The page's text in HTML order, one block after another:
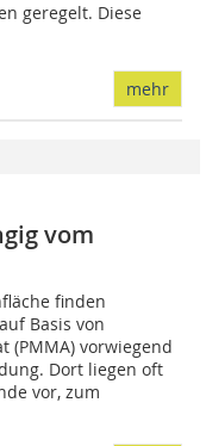
geregelt. Diese
mehr
vom
finden
Basis von
(PMMA) vorwiegend
Dort liegen oft
vor, zum